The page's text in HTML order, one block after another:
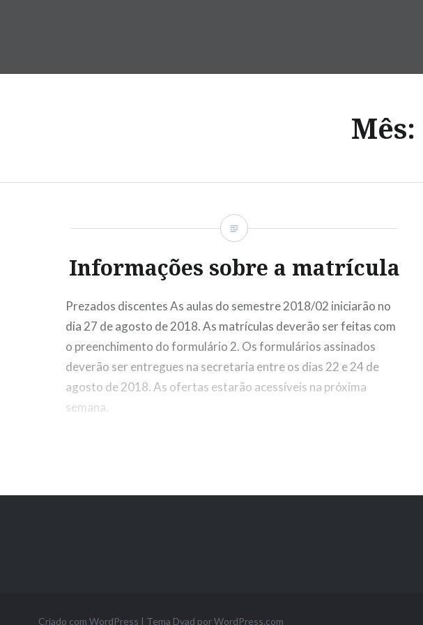
Mês:
Informações sobre a matrícula
Prezados discentes As aulas do semestre 2018/02 iniciarão no
dia 27 de agosto de 2018. As matrículas deverão ser feitas com
o preenchimento do formulário 2. Os formulários assinados
deverão ser entregues na secretaria entre os dias 22 e 24 de
agosto de 2018. As ofertas estarão acessíveis na próxima
semana.
Criado com WordPress | Tema Dyad porWordPress.com